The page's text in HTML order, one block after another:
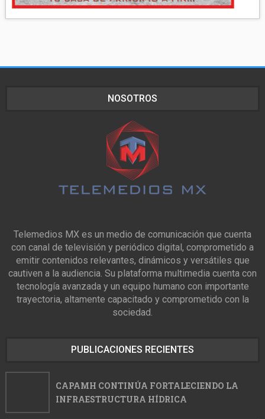
NOSOTROS
Telemedios MX es un medio de comunicación que cuenta
con canal de televisión y periódico digital, comprometido a
emitir contenidos relevantes, dinámicos y versátiles que
cautiven a la audiencia. Su plataforma multimedia cuenta con
tecnología avanzada y un equipo humano con importante
trayectoria, altamente capacitado y comprometido con la
sociedad.
PUBLICACIONES RECIENTES
CAPAMH CONTINÚA FORTALECIENDO LA
INFRAESTRUCTURA HÍDRICA